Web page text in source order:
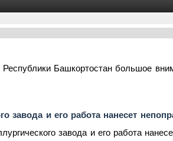
Башкортостан большое
завода и его работа нанесет
завода и его работа